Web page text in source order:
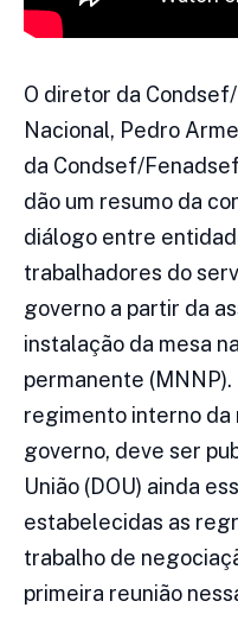
O diretor da
Nacional, Pedro
da Condsef/
dão um resumo da
diálogo entre
trabalhadores do
governo a partir da
instalação da mesa
permanente
regimento interno da
governo, deve ser
União (DOU) ainda
estabelecidas as
trabalho de
primeira reunião